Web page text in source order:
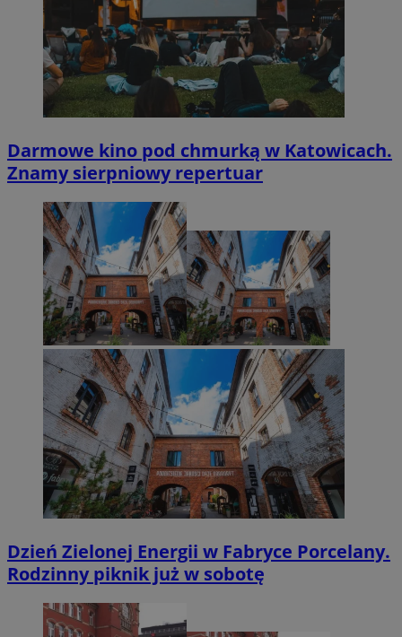
Darmowe kino pod chmurką w Katowicach.
Znamy sierpniowy repertuar
Dzień Zielonej Energii w Fabryce Porcelany.
Rodzinny piknik już w sobotę